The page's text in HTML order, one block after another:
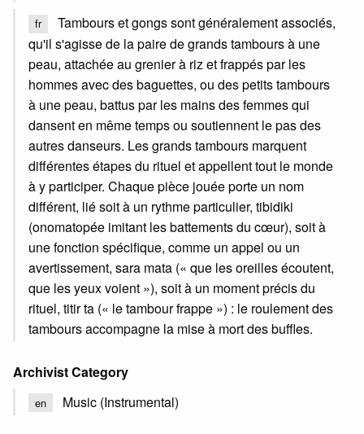
fr
Tambours et gongs sont généralement associés,
qu'il s'agisse de la paire de grands tambours à une
peau, attachée au grenier à riz et frappés par les
hommes avec des baguettes, ou des petits tambours
à une peau, battus par les mains des femmes qui
dansent en même temps ou soutiennent le pas des
autres danseurs. Les grands tambours marquent
différentes étapes du rituel et appellent tout le monde
à y participer. Chaque pièce jouée porte un nom
différent, lié soit à un rythme particulier, tibidiki
(onomatopée imitant les battements du cœur), soit à
une fonction spécifique, comme un appel ou un
avertissement, sara mata (« que les oreilles écoutent,
que les yeux voient »), soit à un moment précis du
rituel, titir ta (« le tambour frappe ») : le roulement des
tambours accompagne la mise à mort des buffles.
Archivist Category
en Music (Instrumental)